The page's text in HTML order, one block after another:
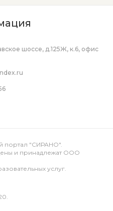
шоссе, д.125Ж, к.6, офис
портал "СИРАНО".
и принадлежат ООО
услуг.